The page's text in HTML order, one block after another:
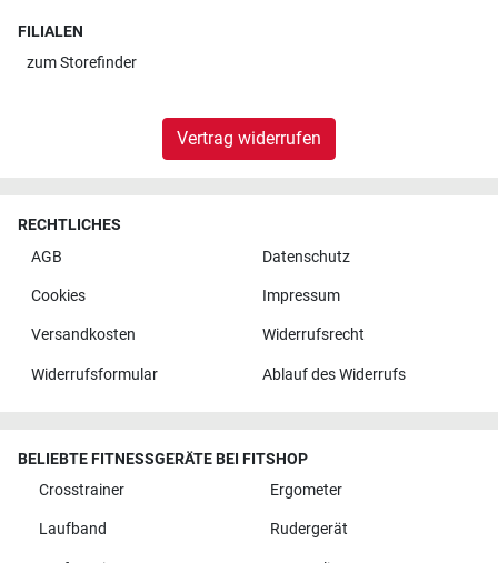
FILIALEN
zumStorefinder
Vertrag widerrufen
RECHTLICHES
AGB
Datenschutz
Cookies Impressum
Versandkosten Widerrufsrecht
Widerrufsformular Ablauf des Widerrufs
BELIEBTE FITNESSGERÄTE BEI FITSHOP
Crosstrainer
Ergometer
Laufband Rudergerät